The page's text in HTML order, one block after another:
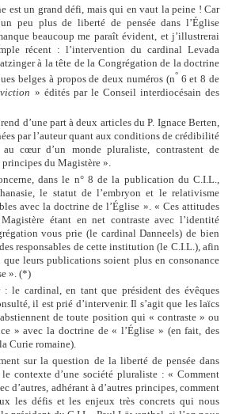
est un grand défi, mais qui en vaut la peine ! Car
peu plus de liberté de pensée dans l’Église
beaucoup me paraît évident, et j’illustrerai
récent : l’intervention du cardinal Levada
à la tête de la Congrégation de la doctrine
belges à propos de deux numéros (n°6 et 8 de
» édités par le Conseil interdiocésain des
d’une part à deux articles du P. Ignace Berten,
par l’auteur quant aux conditions de crédibilité
cœur d’un monde pluraliste, contrastent de
du Magistère ».
dans le n° 8 de la publication du C.I.L.,
le statut de l’embryon et le relativisme
avec la doctrine de l’Église ». « Ces attitudes
étant en net contraste avec l’identité
vous prie (le cardinal Danneels) de bien
responsables de cette institution (le C.I.L.), afin
leurs publications soient plus en consonance
». (*)
: le cardinal, en tant que président des évêques
il est prié d’intervenir. Il s’agit que les laïcs
de toute position qui « contraste » ou
» avec la doctrine de « l’Église » (en fait, des
Curie romaine).
sur la question de la liberté de pensée dans
contexte d’une société pluraliste : « Comment
d’autres, adhérant à d’autres principes, comment
les défis et les enjeux très concrets qui nous